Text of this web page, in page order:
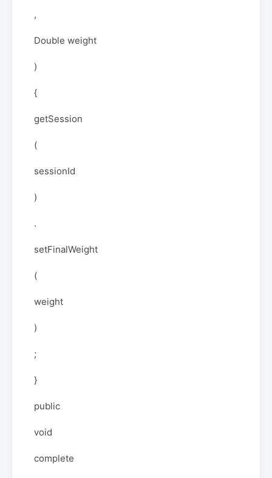
,
Double weight
)
{
getSession
(
sessionId
)
.
setFinalWeight
(
weight
)
;
}
public
void
complete